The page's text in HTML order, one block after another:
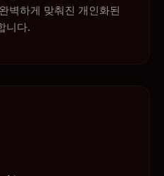
벽하게 맞춰진 개인화된
니다.